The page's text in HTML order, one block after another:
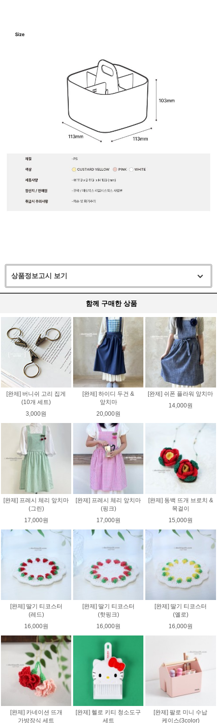
상품정보고시 보기
함께 구매한 상품
[완제] 버니쉬 고리 집게
(10개 세트)
3,000원
[완제] 하이디 두건 &
앞치마
20,000원
[완제] 쉬폰 플라워 앞치마
14,000원
[완제] 프레시 체리 앞치마
(그린)
17,000원
[완제] 프레시 체리 앞치마
(핑크)
17,000원
[완제] 동백 뜨개 브로치 &
목걸이
15,000원
[완제] 딸기 티코스터
(레드)
16,000원
[완제] 딸기 티코스터
(핫핑크)
16,000원
[완제] 딸기 티코스터
(옐로)
16,000원
[완제] 카네이션 뜨개
가방장식 세트
[완제] 헬로 키티 청소도구
세트
[완제] 팔로 미니 수납
케이스(3color)